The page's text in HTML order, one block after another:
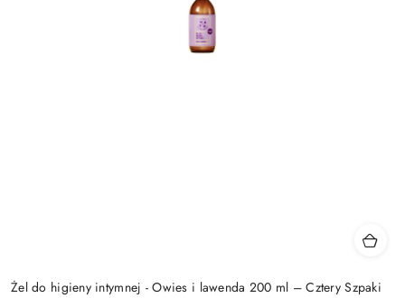
Żel do higieny intymnej - Owies i lawenda 200 ml – Cztery Szpaki